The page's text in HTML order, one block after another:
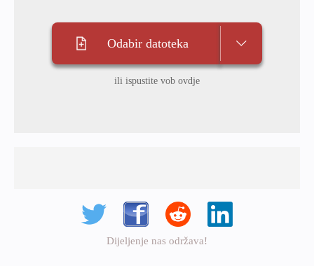
Odabir datoteka
ili ispustite vob ovdje
Dijeljenje nas održava!